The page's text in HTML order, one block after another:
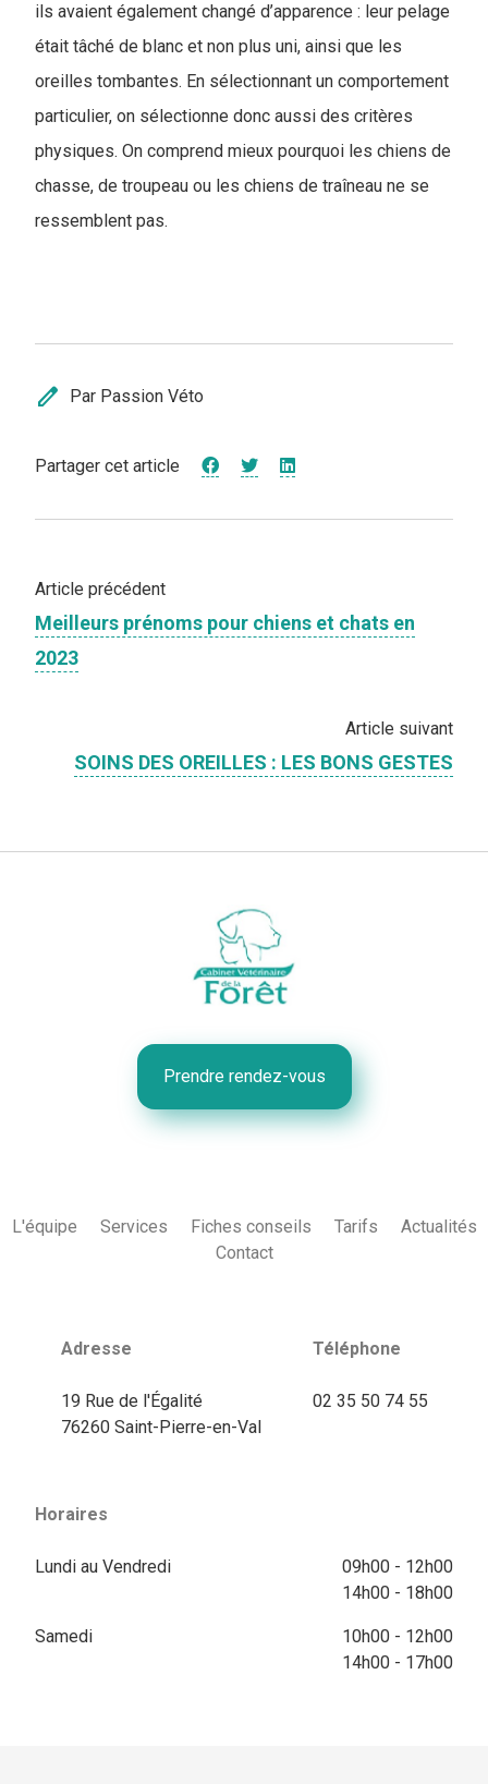
ils avaient également changé d’apparence : leur pelage
était tâché de blanc et non plus uni, ainsi que les
oreilles tombantes. En sélectionnant un comportement
particulier, on sélectionne donc aussi des critères
physiques. On comprend mieux pourquoi les chiens de
chasse, de troupeau ou les chiens de traîneau ne se
ressemblent pas.
edit Par Passion Véto
Partager cet article
Article précédent
Meilleurs prénoms pour chiens et chats en
2023
Article suivant
SOINS DES OREILLES : LES BONS GESTES
Prendre rendez-vous
L'équipe Services Fiches conseils Tarifs
Actualités
Contact
Adresse
19 Rue de l'Égalité
76260 Saint-Pierre-en-Val
Téléphone
02 35 50 74 55
Horaires
Lundi au Vendredi
09h00 - 12h00
14h00 - 18h00
Samedi
10h00 - 12h00
14h00 - 17h00